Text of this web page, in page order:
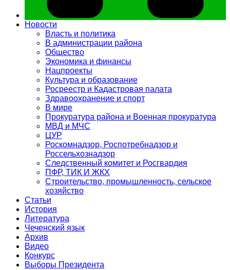
Новости
Власть и политика
В администрации района
Общество
Экономика и финансы
Нацпроекты
Культура и образование
Росреестр и Кадастровая палата
Здравоохранение и спорт
В мире
Прокуратура района и Военная прокуратура
МВД и МЧС
ЦУР
Роскомнадзор, Роспотребнадзор и
Россельхознадзор
Следственный комитет и Росгвардия
ПФР, ТИК И ЖКХ
Строительство, промышленность, сельское
хозяйство
Статьи
История
Литература
Чеченский язык
Архив
Видео
Конкурс
Выборы Президента